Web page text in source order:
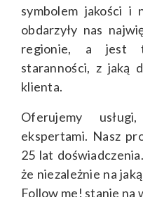
symbolem jakości i
obdarzyły nas
regionie, a jest
staranności, z jaką
klienta.
Oferujemy
ekspertami. Nasz
25 lat
że niezależnie na
Follow me! stanie na